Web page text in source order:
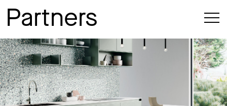
Partners